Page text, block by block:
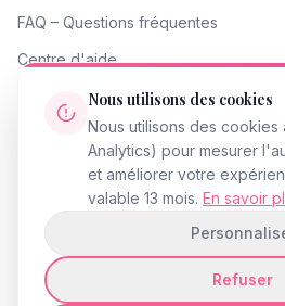
FAQ – Questions fréquentes
Centre d'aide
Contacter le support
Signaler un problème
Devenir partenaire
© 2026 InstantMariage.fr ·
Mentions légalesPolitique de
Nous utilisons des cookies
Nous utilisons des cookies
Analytics) pour mesurer
et améliorer votre
valable 13 mois. En savoir
Refuser